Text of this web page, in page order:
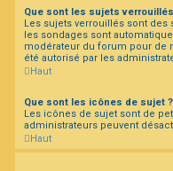
Que sont les sujets
Les sujets verrouillés sont
les sondages sont
modérateur du forum pour de
été autorisé par les
Haut
Que sont les icônes de sujet ?
Les icônes de sujet sont de
administrateurs peuvent
Haut